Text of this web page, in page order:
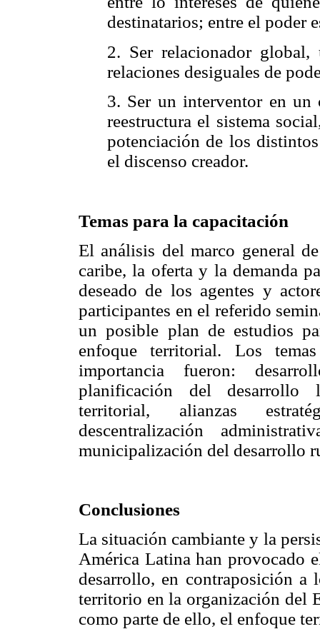
destinatarios; entre el poder
2. Ser relacionador
relaciones desiguales de
3. Ser un interventor en un
reestructura el sistema
potenciación de los
el discenso creador.
Temas para la capacitación
El análisis del marco general
caribe, la oferta y la demanda
deseado de los agentes y
participantes en el referido
un posible plan de estudios
enfoque territorial. Los
importancia fueron:
planificación del desarrollo
territorial, alianzas
descentralización
municipalización del desarrollo
Conclusiones
La situación cambiante y la
América Latina han provocado
desarrollo, en contraposición a
territorio en la organización del
como parte de ello, el enfoque